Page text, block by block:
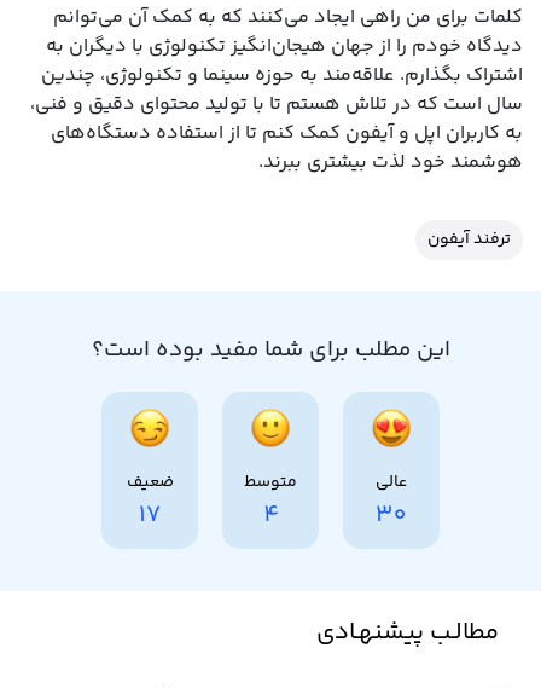
کلمات برای من راهی ایجاد می‌کنند که به کمک آن می‌توانم
دیدگاه خودم را از جهان هیجان‌انگیز تکنولوژی با دیگران به
اشتراک بگذارم. علاقه‌مند به حوزه سینما و تکنولوژی، چندین
سال است که در تلاش هستم تا با تولید محتوای دقیق و فنی،
به کاربران اپل و آیفون کمک کنم تا از استفاده دستگاه‌های
هوشمند خود لذت بیشتری ببرند.
ترفند آیفون
این مطلب برای شما مفید بوده است؟
عالی
30
متوسط
4
ضعیف
17
مطالـب پیشنهـادی